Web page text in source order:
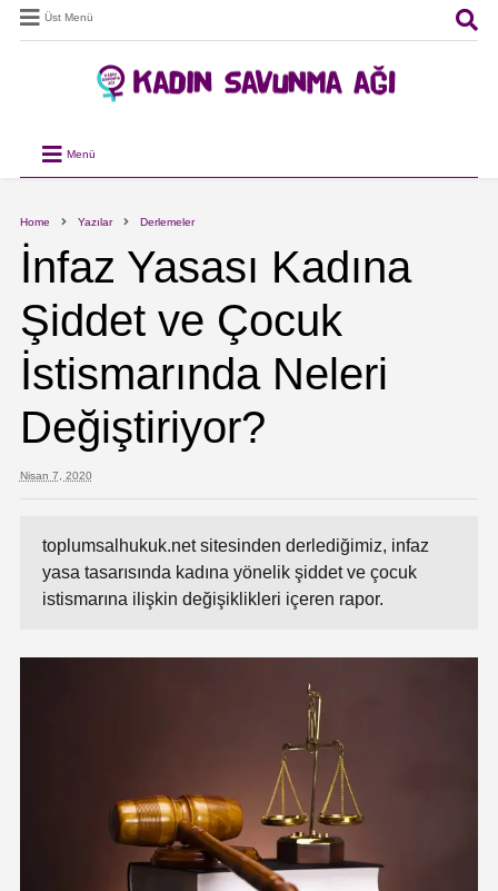
Üst Menü
Menü
Home Yazılar Derlemeler
İnfaz Yasası Kadına
Şiddet ve Çocuk
İstismarında Neleri
Değiştiriyor?
Nisan 7, 2020
toplumsalhukuk.net sitesinden derlediğimiz, infaz
yasa tasarısında kadına yönelik şiddet ve çocuk
istismarına ilişkin değişiklikleri içeren rapor.